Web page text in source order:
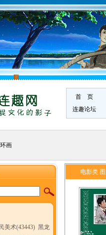
首 页
连趣论坛
画
美术(43443) 黑龙
电影类